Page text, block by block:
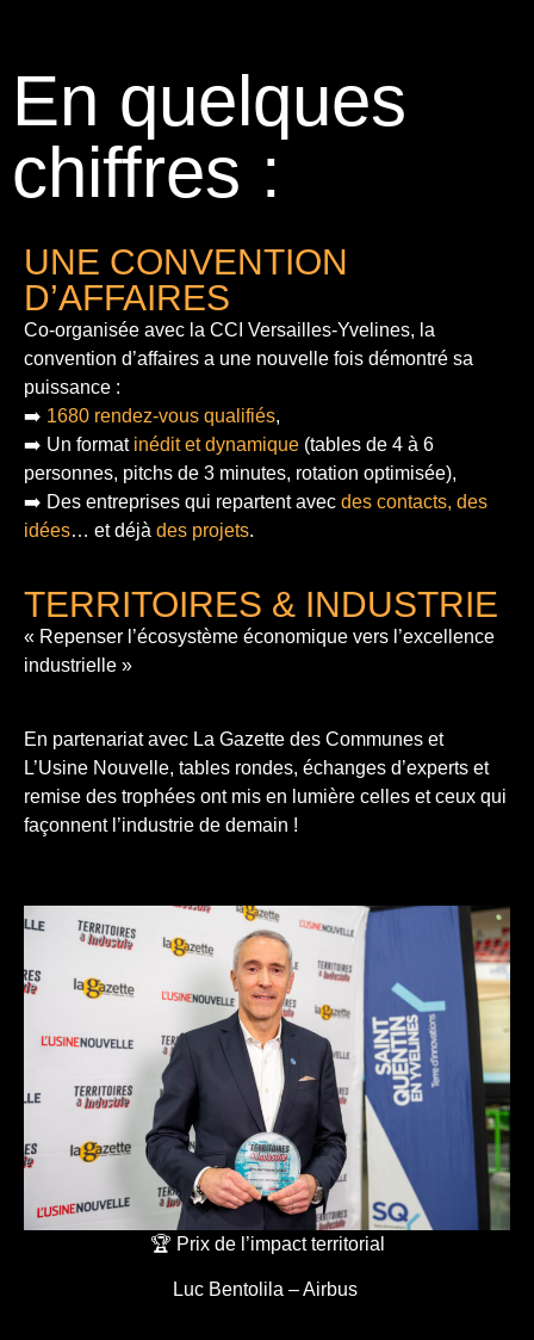
En quelques
chiffres :
UNE CONVENTION
D’AFFAIRES
Co-organisée avec la CCI Versailles-Yvelines, la
convention d’affaires a une nouvelle fois démontré sa
puissance :
➡️ 1680 rendez-vous qualifiés,
➡️ Un format inédit et dynamique (tables de 4 à 6
personnes, pitchs de 3 minutes, rotation optimisée),
➡️ Des entreprises qui repartent avec des contacts, des
idées… et déjà des projets.
TERRITOIRES & INDUSTRIE
« Repenser l’écosystème économique vers l’excellence
industrielle »
En partenariat avec La Gazette des Communes et
L’Usine Nouvelle, tables rondes, échanges d’experts et
remise des trophées ont mis en lumière celles et ceux qui
façonnent l’industrie de demain !
🏆 Prix de l’impact territorial
Luc Bentolila – Airbus